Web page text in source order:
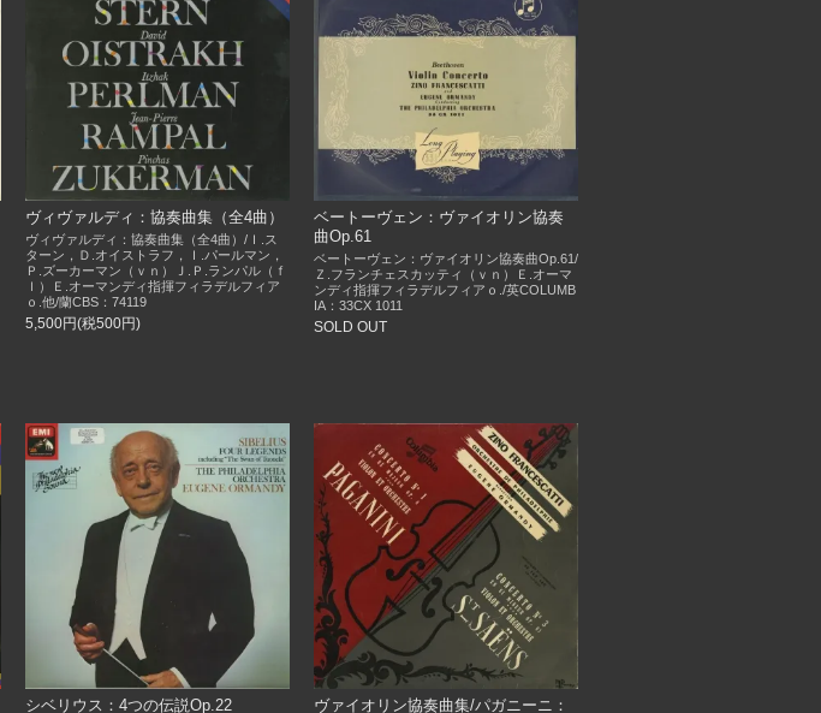
ヴィヴァルディ：協奏曲集（全4曲）
ヴィヴァルディ：協奏曲集（全4曲）/Ｉ.ス
ターン，Ｄ.オイストラフ，Ｉ.パールマン，
Ｐ.ズーカーマン（ｖｎ）Ｊ.Ｐ.ランパル（ｆ
ｌ）Ｅ.オーマンディ指揮フィラデルフィア
ｏ.他/蘭CBS：74119
5,500円(税500円)
ベートーヴェン：ヴァイオリン協奏
曲Op.61
ベートーヴェン：ヴァイオリン協奏曲Op.61/
Ｚ.フランチェスカッティ（ｖｎ）Ｅ.オーマ
ンディ指揮フィラデルフィアｏ./英COLUMB
IA：33CX 1011
SOLD OUT
シベリウス：4つの伝説Op.22 ヴァイオリン協奏曲集/パガニーニ：